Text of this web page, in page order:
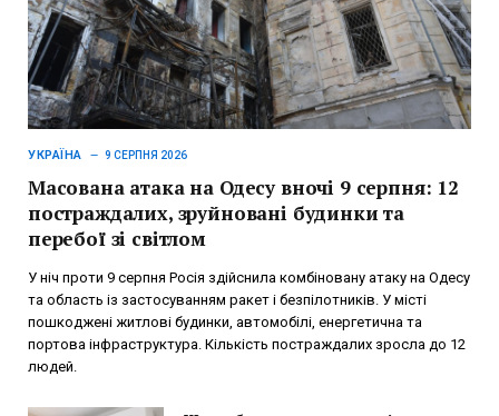
УКРАЇНА 9 СЕРПНЯ 2026
Масована атака на Одесу вночі 9 серпня: 12
постраждалих, зруйновані будинки та
перебої зі світлом
У ніч проти 9 серпня Росія здійснила комбіновану атаку на Одесу
та область із застосуванням ракет і безпілотників. У місті
пошкоджені житлові будинки, автомобілі, енергетична та
портова інфраструктура. Кількість постраждалих зросла до 12
людей.